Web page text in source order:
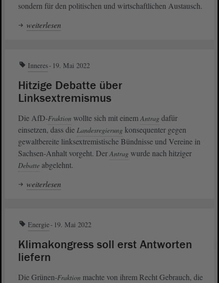
sondern für den politischen und wirtschaftlichen Austausch.
weiterlesen
Inneres 19. Mai 2022
Hitzige Debatte über
Linksextremismus
Die AfD-Fraktion wollte sich mit einemAntrag dafür
einsetzen, dass die Landesregierung konsequenter gegen
gewaltbereite linksextremistische Bündnisse und Vereine in
Sachsen-Anhalt vorgeht. DerAntrag wurde nach hitziger
Debatte abgelehnt.
weiterlesen
Energie 19. Mai 2022
Klimakongress soll erst Antworten
liefern
Die Grünen-Fraktion machte von ihrem Recht Gebrauch, die